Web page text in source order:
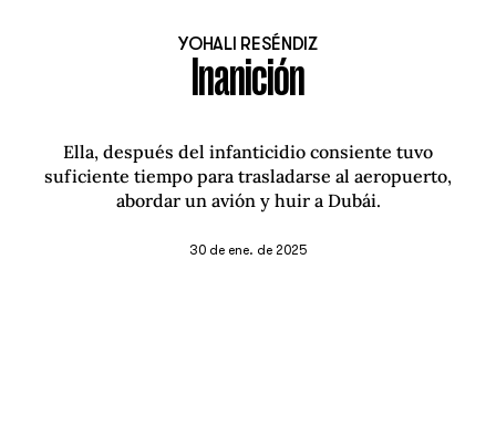
YOHALI RESÉNDIZ
Inanición
Ella, después del infanticidio consiente tuvo
suficiente tiempo para trasladarse al aeropuerto,
abordar un avión y huir a Dubái.
30 de ene. de 2025